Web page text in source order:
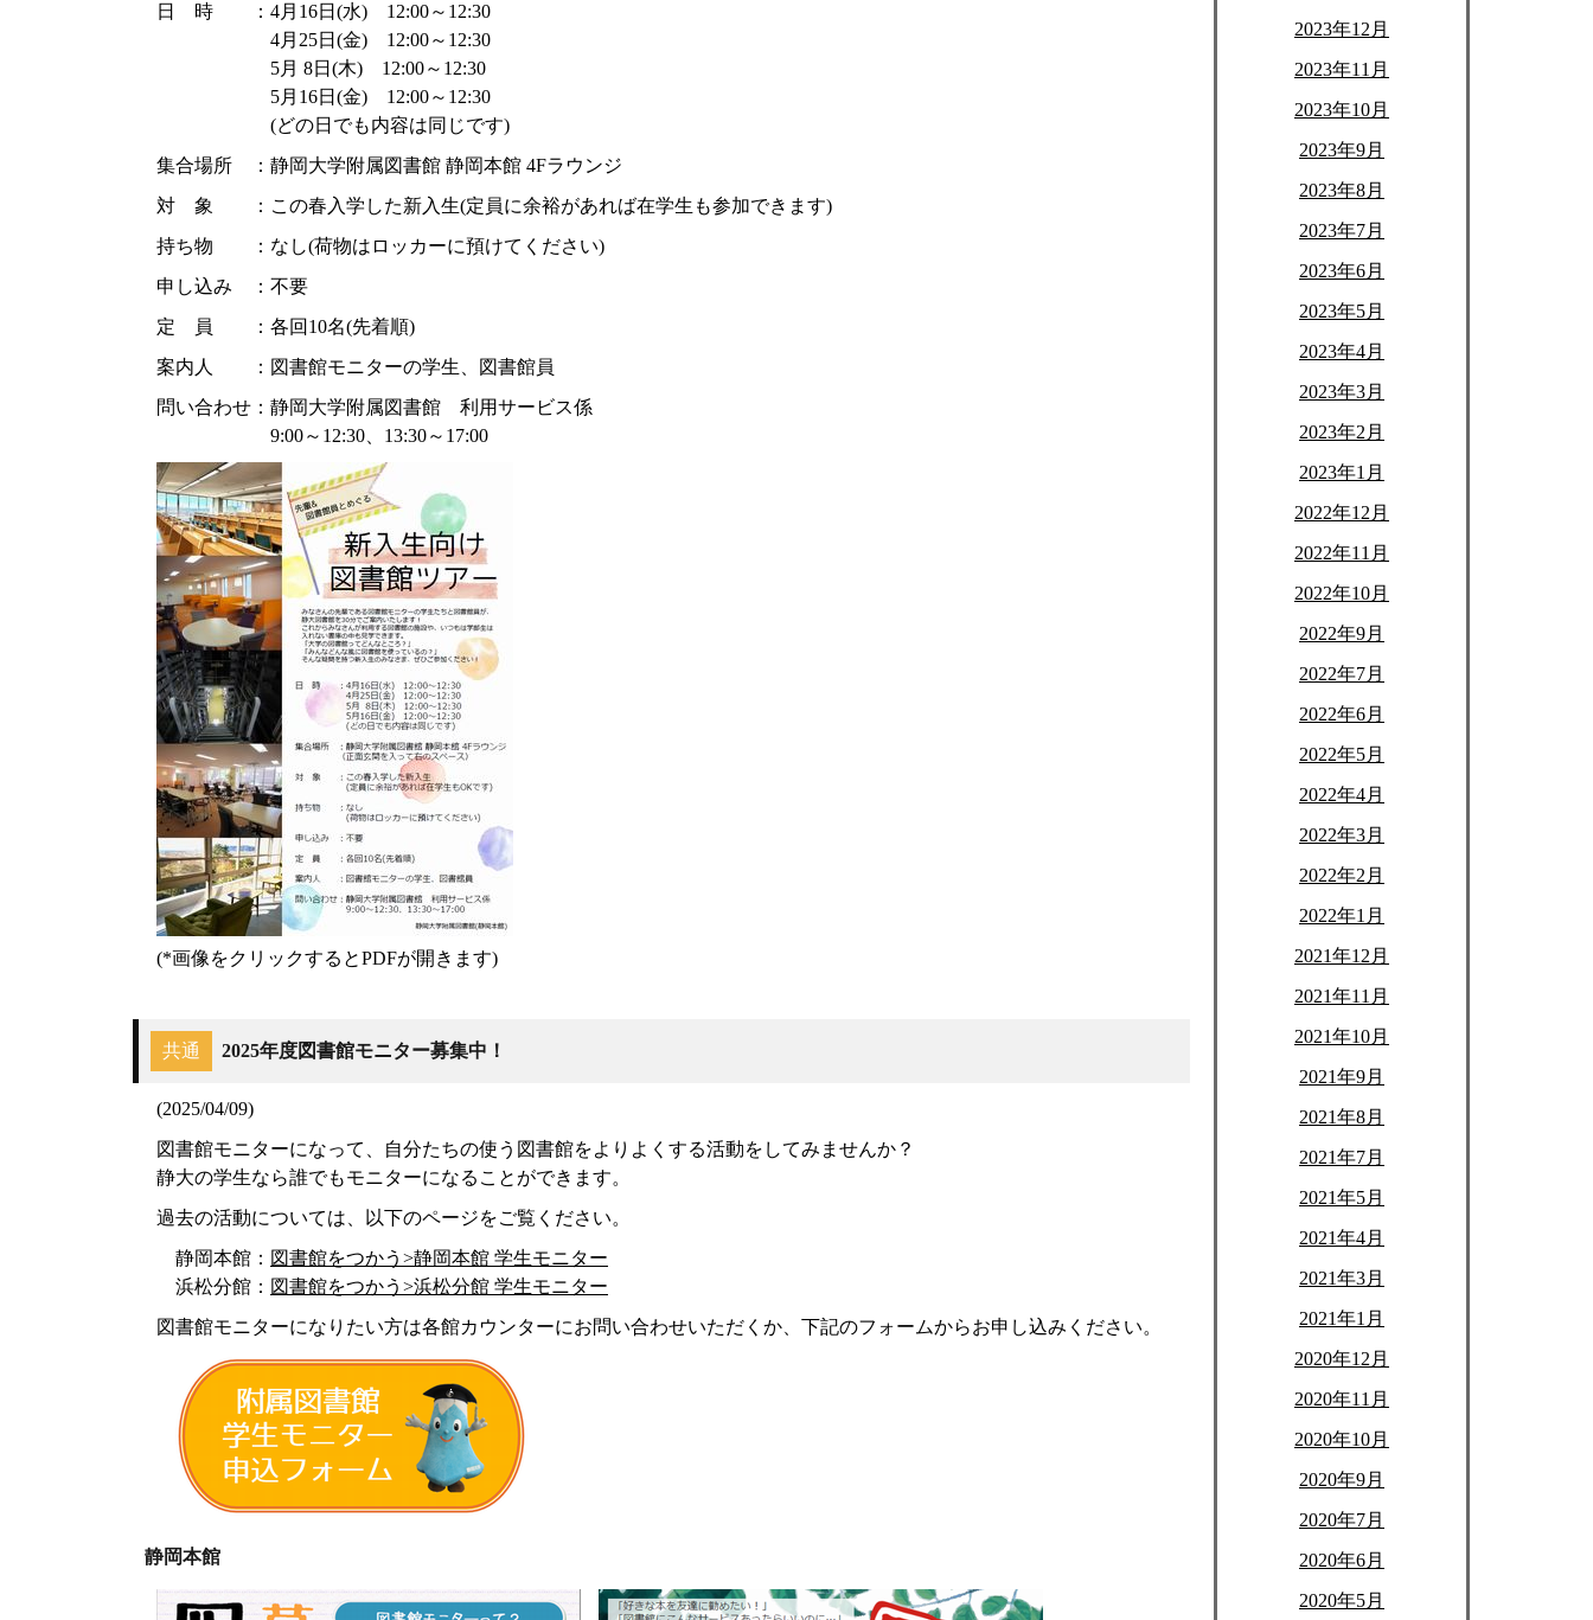
日 時 ：4月16日(水) 12:00～12:30
4月25日(金) 12:00～12:30
5月 8日(木) 12:00～12:30
5月16日(金) 12:00～12:30
(どの日でも内容は同じです)
集合場所 ：静岡大学附属図書館 静岡本館 4Fラウンジ
対 象 ：この春入学した新入生(定員に余裕があれば在学生も参加できます)
持ち物 ：なし(荷物はロッカーに預けてください)
申し込み ：不要
定 員 ：各回10名(先着順)
案内人 ：図書館モニターの学生、図書館員
問い合わせ：静岡大学附属図書館 利用サービス係
9:00～12:30、13:30～17:00
(*画像をクリックするとPDFが開きます)
共通 2025年度図書館モニター募集中！
(2025/04/09)
図書館モニターになって、自分たちの使う図書館をよりよくする活動をしてみませんか？
静大の学生なら誰でもモニターになることができます。
過去の活動については、以下のページをご覧ください。
静岡本館： 図書館をつかう>静岡本館 学生モニター
浜松分館： 図書館をつかう>浜松分館 学生モニター
図書館モニターになりたい方は各館カウンターにお問い合わせいただくか、下記のフォームからお申し込みください。
静岡本館
2023年12月
2023年11月
2023年10月
2023年9月
2023年8月
2023年7月
2023年6月
2023年5月
2023年4月
2023年3月
2023年2月
2023年1月
2022年12月
2022年11月
2022年10月
2022年9月
2022年7月
2022年6月
2022年5月
2022年4月
2022年3月
2022年2月
2022年1月
2021年12月
2021年11月
2021年10月
2021年9月
2021年8月
2021年7月
2021年5月
2021年4月
2021年3月
2021年1月
2020年12月
2020年11月
2020年10月
2020年9月
2020年7月
2020年6月
2020年5月